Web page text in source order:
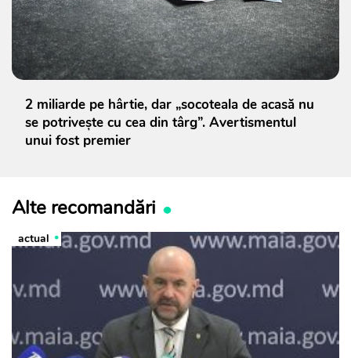
2 miliarde pe hârtie, dar „socoteala de acasă nu
se potrivește cu cea din târg”. Avertismentul
unui fost premier
Alte recomandări
actual